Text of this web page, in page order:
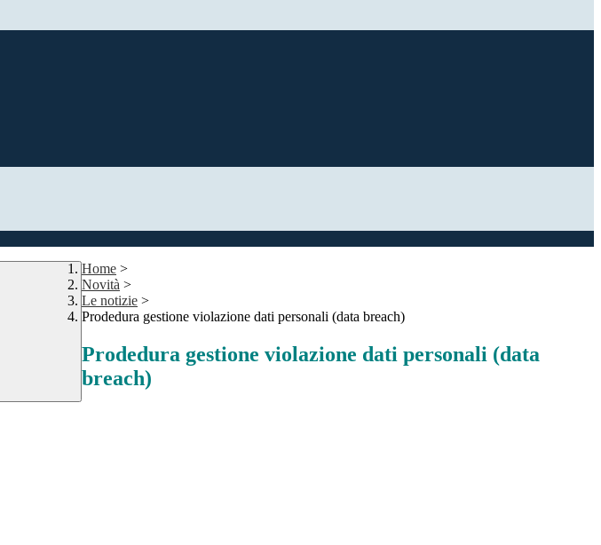
Home >
Novità >
Le notizie >
Prodedura gestione violazione dati personali (data breach)
Prodedura gestione violazione dati personali (data
breach)